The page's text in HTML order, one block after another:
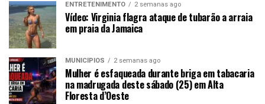
ENTRETENIMENTO 2 semanas ago
Vídeo: Virginia flagra ataque de tubarão a arraia
em praia da Jamaica
MUNICÍPIOS 2 semanas ago
Mulher é esfaqueada durante briga em tabacaria
na madrugada deste sábado (25) em Alta
Floresta d’Oeste